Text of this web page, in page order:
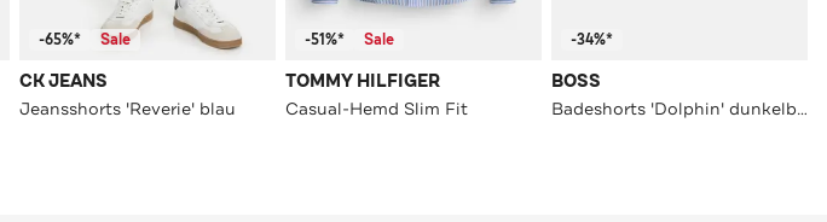
-65%* Sale
CK JEANS
Jeansshorts 'Reverie' blau
-51%* Sale
TOMMY HILFIGER
Casual-Hemd Slim Fit
-34%*
BOSS
Badeshorts 'Dolphin' dunkelblau